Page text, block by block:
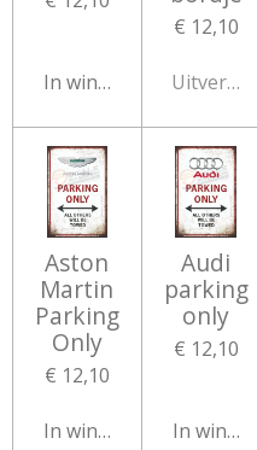
In winkelwagen
€ 12,10
Aston
Martin
Parking
Only
€ 12,10
In winkelwagen
Audi
parking
only
€ 12,10
In